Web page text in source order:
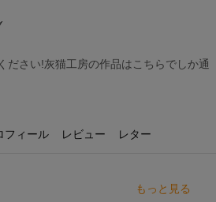
ださい!灰猫工房の作品はこちらでしか通
フィール レビュー レター
もっと見る